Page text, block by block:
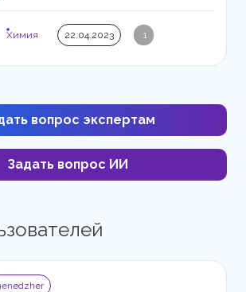
вопрос экспертам
Задать вопрос ИИ
Химия 22.04.2023 1